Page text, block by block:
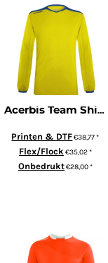
Acerbis Team Shirt Belatrix (Lange Mouw)
Printen & DTF€38,77*
Flex/Flock€35,02*
Onbedrukt€28,00*